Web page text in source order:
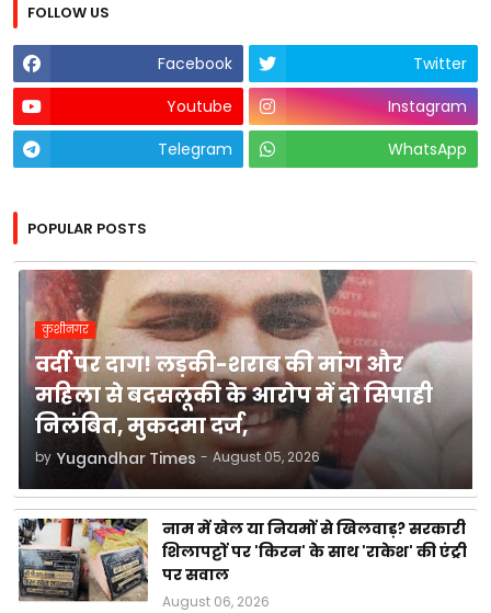
FOLLOW US
Facebook
Twitter
Youtube
Instagram
Telegram
WhatsApp
POPULAR POSTS
कुशीनगर
वर्दी पर दाग! लड़की-शराब की मांग और
महिला से बदसलूकी के आरोप में दो सिपाही
निलंबित, मुकदमा दर्ज,
by Yugandhar Times - August 05, 2026
नाम में खेल या नियमों से खिलवाड़? सरकारी
शिलापट्टों पर 'किरन' के साथ 'राकेश' की एंट्री
पर सवाल
August 06, 2026